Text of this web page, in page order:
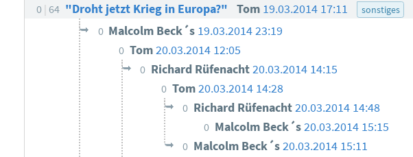
0 64 "Droht jetzt Krieg in Europa?" Tom 19.03.2014 17:11 sonstiges
0 Malcolm Beck´s 19.03.2014 23:19
0 Tom20.03.2014 12:05
0 Richard Rüfenacht20.03.2014 14:15
0 Tom20.03.2014 14:28
0 Richard Rüfenacht20.03.2014 14:48
0 Malcolm Beck´s20.03.2014 15:15
0 Malcolm Beck´s20.03.2014 15:11